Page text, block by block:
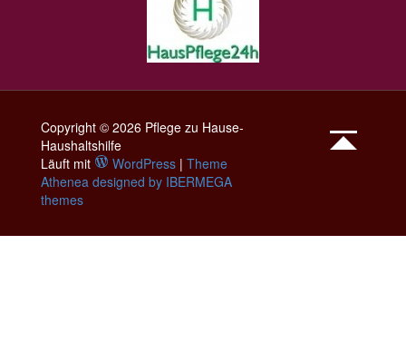
Copyright © 2026 Pflege zu Hause-
Haushaltshilfe
Läuft mit
WordPress | Theme
Athenea designed by IBERMEGA
themes